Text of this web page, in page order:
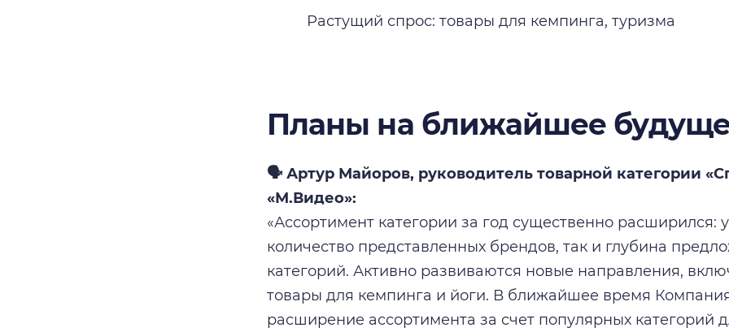
Растущий спрос: товары для кемпинга, туризма
Планы на ближайшее
🗣️ Артур Майоров, руководитель товарной категории
«М.Видео»:
«Ассортимент категории за год существенно расширился:
количество представленных брендов, так и глубина
категорий. Активно развиваются новые направления,
товары для кемпинга и йоги. В ближайшее время
расширение ассортимента за счет популярных категорий